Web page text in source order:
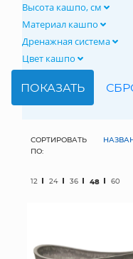
Высота кашпо, см
Материал кашпо
Дренажная система
Цвет кашпо
СОРТИРОВАТЬ
ПО:
12 24 36 48 60